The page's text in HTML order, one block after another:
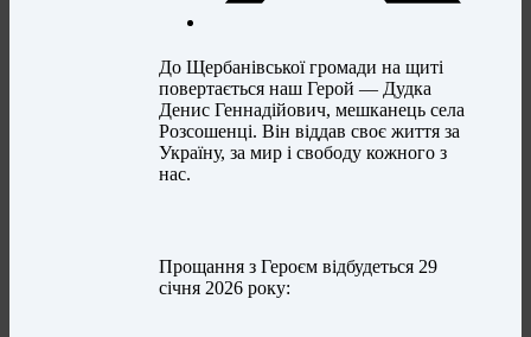
До Щербанівської громади на щиті
повертається наш Герой — Дудка
Денис Геннадійович, мешканець села
Розсошенці. Він віддав своє життя за
Україну, за мир і свободу кожного з
нас.
Прощання з Героєм відбудеться 29
січня 2026 року: